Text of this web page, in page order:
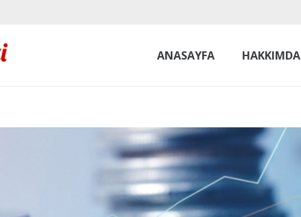
ANASAYFA HAKKIMDA